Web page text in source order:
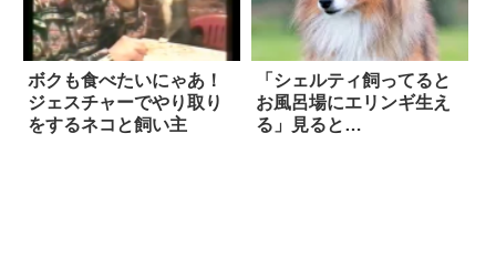
ボクも食べたいにゃあ！
ジェスチャーでやり取り
をするネコと飼い主
「シェルティ飼ってると
お風呂場にエリンギ生え
る」見ると…